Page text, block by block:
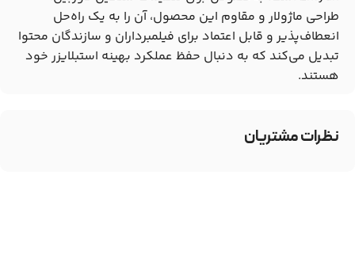
طراحی ماژولار و مقاوم این محصول، آن را به یک راه‌حل
انعطاف‌پذیر و قابل اعتماد برای فیلمبرداران و سازندگان محتوا
تبدیل می‌کند که به دنبال حفظ عملکرد بهینه استبلایزر خود
هستند.
نظرات مشتریان